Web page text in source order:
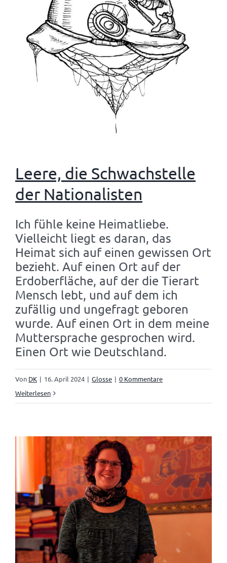
Leere, die Schwachstelle
der Nationalisten
Ich fühle keine Heimatliebe.
Vielleicht liegt es daran, das
Heimat sich auf einen gewissen Ort
bezieht. Auf einen Ort auf der
Erdoberfläche, auf der die Tierart
Mensch lebt, und auf dem ich
zufällig und ungefragt geboren
wurde. Auf einen Ort in dem meine
Muttersprache gesprochen wird.
Einen Ort wie Deutschland.
Von DK | 16. April 2024 | Glosse | 0 Kommentare
Weiterlesen